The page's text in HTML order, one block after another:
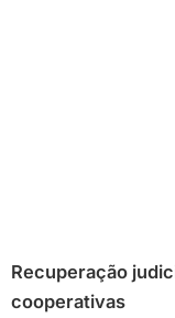
Recuperação
cooperativas